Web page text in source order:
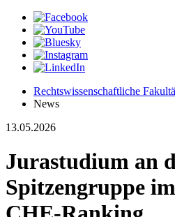
Rechtswissenschaftliche
News
13.05.2026
Jurastudium an
Spitzengruppe